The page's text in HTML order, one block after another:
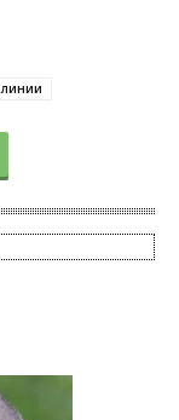
линии